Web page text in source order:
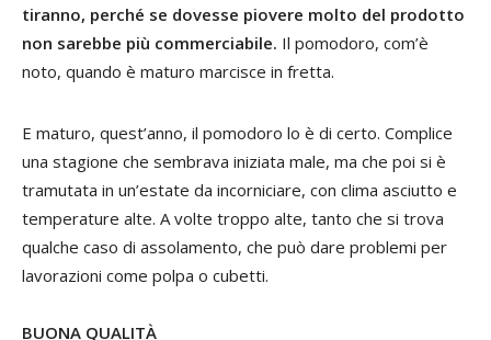
tiranno, perché se dovesse piovere molto del prodotto
non sarebbe più commerciabile. Il pomodoro, com’è
noto, quando è maturo marcisce in fretta.
E maturo, quest’anno, il pomodoro lo è di certo. Complice
una stagione che sembrava iniziata male, ma che poi si è
tramutata in un’estate da incorniciare, con clima asciutto e
temperature alte. A volte troppo alte, tanto che si trova
qualche caso di assolamento, che può dare problemi per
lavorazioni come polpa o cubetti.
BUONA QUALITÀ